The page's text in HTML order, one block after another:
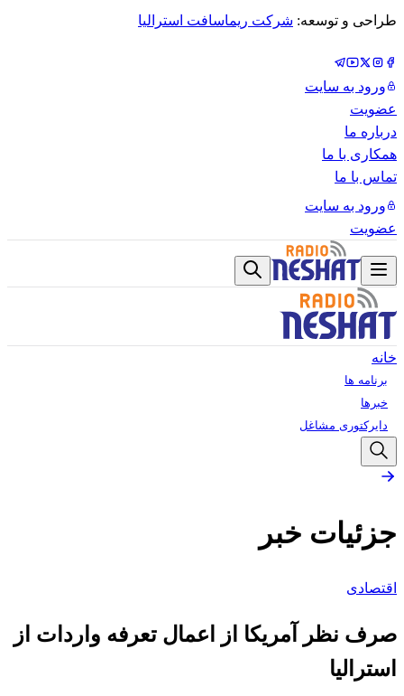
طراحی و توسعه: شرکت ریماسافت استرالیا
ورود به سایت
عضویت
درباره ما
همکاری با ما
تماس با ما
ورود به سایت
عضویت
خانه
برنامه ها
خبرها
دایرکتوری مشاغل
جزئیات خبر
اقتصادی
صرف نظر آمریکا از اعمال تعرفه واردات از
استرالیا